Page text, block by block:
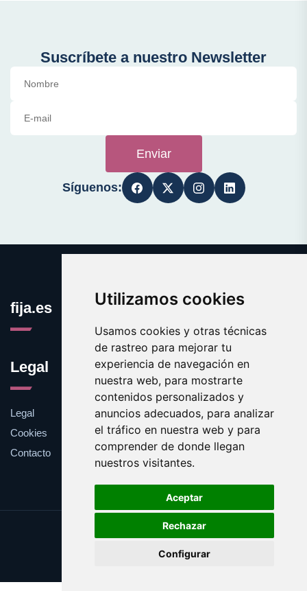
Utilizamos cookies
Usamos cookies y otras técnicas
de rastreo para mejorar tu
experiencia de navegación en
nuestra web, para mostrarte
contenidos personalizados y
anuncios adecuados, para analizar
el tráfico en nuestra web y para
comprender de donde llegan
nuestros visitantes.
Aceptar
Rechazar
Configurar
Suscríbete a nuestro Newsletter
Enviar
Síguenos:
fija.es
Legal
Legal
Cookies
Contacto
Update cookies preferences
Copyright © 2025 fija.es